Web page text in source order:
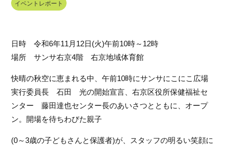
が
イ
｜
右
京
フ
ァ
ン
ラ
イベントレポート
日時　令和6年11月12日(火)午前10時～12時
場所　サンサ右京4階　右京地域体育館
快晴の秋空に恵まれる中、午前10時にサンサにこにこ広場
実行委員長　石田　光の開始宣言、右京区役所保健福祉セ
ンター　藤田達也センター長のあいさつとともに、オープ
ン。開場を待ちわびた親子
(0～3歳の子どもさんと保護者)が、スタッフの明るい笑顔に